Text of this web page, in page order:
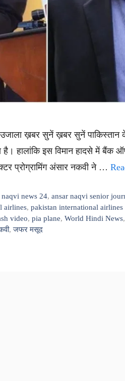
ख़बर सुनें ख़बर सुनें पाकिस्तान
है। हालांकि इस विमान हादसे में
प्रोग्रामिंग अंसार नकवी ने …
naqvi news 24,ansar naqvi senior
airlines, pakistan international airlines
video, pia plane, World Hindi News,
,जफर मसूद